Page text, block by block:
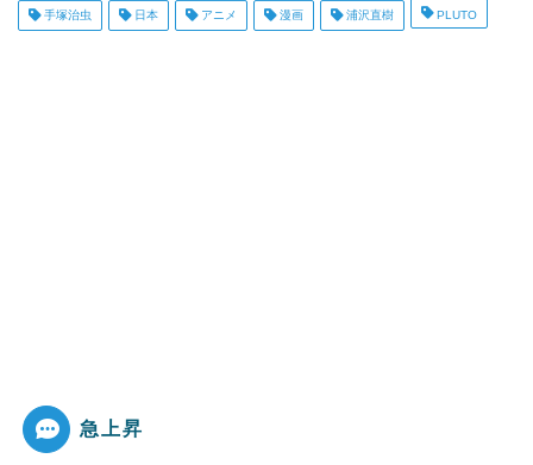
手塚治虫 日本 アニメ 漫画 浦沢直樹 PLUTO
急上昇